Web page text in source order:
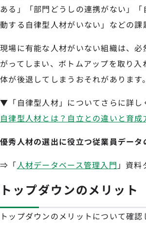
ある」「部門どうしの連携がない」「
動する自律型人材がいない」などの課
現場に有能な人材がいない組織は、
がってしまい、ボトムアップを取り入
体が後退してしまうおそれがあります。
▼「自律型人材」についてさらに詳し
自律型人材とは？自立との違いと育
優秀人材の選出に役立つ従業員データ
⇒「人材データベース管理入門 」資料
トップダウンのメリット
トップダウンのメリットについて確認